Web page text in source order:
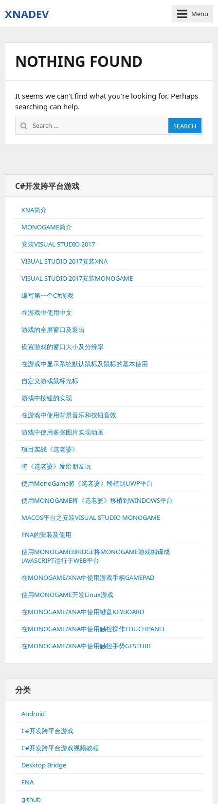
XNADEV Menu
NOTHING FOUND
It seems we can’t find what you’re looking for. Perhaps
searching can help.
Search
for:
SEARCH
C#开发跨平台游戏
XNA简介
MONOGAME简介
安装VISUAL STUDIO 2017
VISUAL STUDIO 2017安装XNA
VISUAL STUDIO 2017安装MONOGAME
编写第一个C#游戏
在游戏中使用中文
游戏的全屏窗口及退出
设置游戏的窗口大小及分辨率
在游戏中显示系统默认鼠标及鼠标的基本使用
自定义游戏鼠标光标
游戏中按钮的实现
在游戏中使用背景音乐和按钮音效
游戏中使用多张图片实现动画
项目实战《选老婆》
将《选老婆》发给朋友玩
使用MonoGame将《选老婆》移植到UWP平台
使用MONOGAME将《选老婆》移植到WINDOWS平台
MACOS平台之安装VISUAL STUDIO MONOGAME
FNA的安装及使用
使用MONOGAMEBRIDGE将MONOGAME游戏编译成
JAVASCRIPT运行于WEB平台
在MONOGAME/XNA中使用游戏手柄GAMEPAD
使用MONOGAME开发Linux游戏
在MONOGAME/XNA中使用键盘KEYBOARD
在MONOGAME/XNA中使用触控操作TOUCHPANEL
在MONOGAME/XNA中使用触控手势GESTURE
分类
Android
C#开发跨平台游戏
C#开发跨平台游戏视频教程
Desktop Bridge
FNA
github